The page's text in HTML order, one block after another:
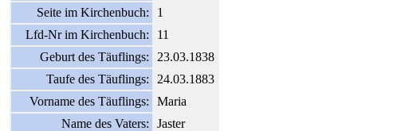
Seite im Kirchenbuch:
1
Lfd-Nr im Kirchenbuch:
11
Geburt des Täuflings:
23.03.1838
Taufe des Täuflings:
24.03.1883
Vorname des Täuflings:
Maria
Name des Vaters:
Jaster